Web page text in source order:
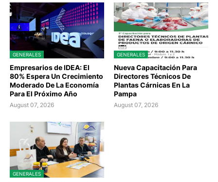
GENERALES
Empresarios de IDEA: El
80% Espera Un Crecimiento
Moderado De La Economía
Para El Próximo Año
August 07, 2026
GENERALES
Nueva Capacitación Para
Directores Técnicos De
Plantas Cárnicas En La
Pampa
August 07, 2026
GENERALES